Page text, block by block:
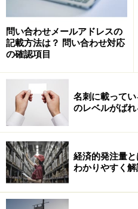
そのようなことにならない
りがちな“メールの落とし穴
ます！
問い合わせメールアドレスの
記載方法は？ 問い合わせ対応
の確認項目
名刺に載って
のレベルがば
経済的発注量
わかりやすく解